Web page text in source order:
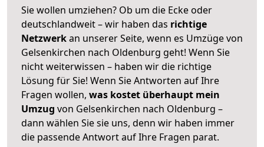
Sie wollen umziehen? Ob um die Ecke oder
deutschlandweit – wir haben das richtige
Netzwerkan unserer Seite, wenn es Umzüge von
Gelsenkirchen nach Oldenburg geht! Wenn Sie
nicht weiterwissen – haben wir die richtige
Lösung für Sie! Wenn Sie Antworten auf Ihre
Fragen wollen, was kostet überhaupt mein
Umzug von Gelsenkirchen nach Oldenburg –
dann wählen Sie sie uns, denn wir haben immer
die passende Antwort auf Ihre Fragen parat.